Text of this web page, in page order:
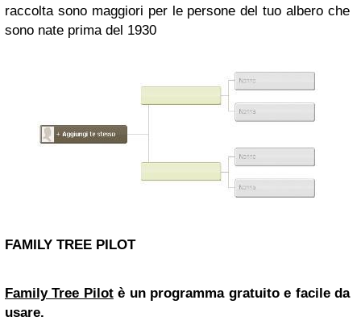
raccolta sono maggiori per le persone del tuo albero che
sono nate prima del 1930
FAMILY TREE PILOT
Family Tree Pilotè un programma gratuito e facile da
usare.